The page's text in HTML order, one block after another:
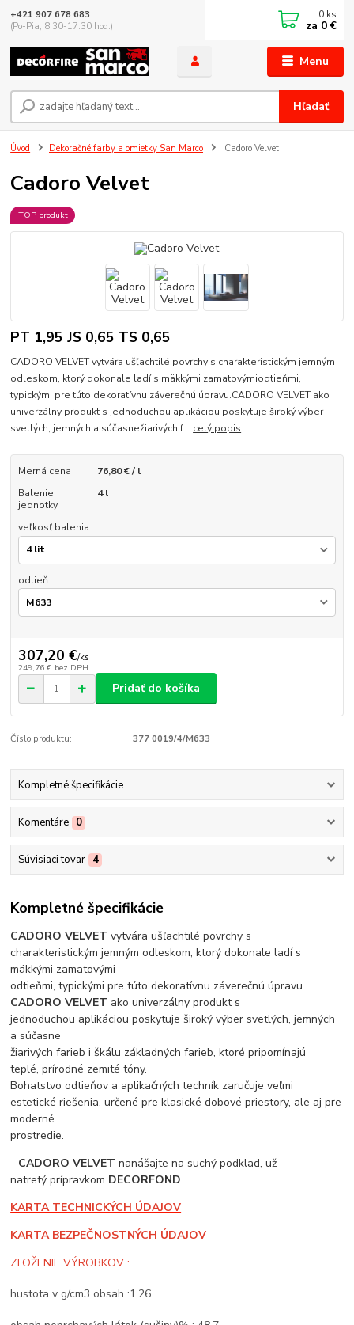
Menu
Hľadať
+421 907 678 683
(Po-Pia, 8:30-17:30 hod.)
0 ks
za 0 €
Úvod Dekoračné farby a omietky San Marco Cadoro Velvet
Cadoro Velvet
TOP produkt
PT 1,95 JS 0,65 TS 0,65
CADORO VELVET vytvára ušľachtilé povrchy s charakteristickým jemným
odleskom, ktorý dokonale ladí s mäkkými zamatovýmiodtieňmi,
typickými pre túto dekoratívnu záverečnú úpravu.CADORO VELVET ako
univerzálny produkt s jednoduchou aplikáciou poskytuje široký výber
svetlých, jemných a súčasnežiarivých f... celý popis
Merná cena
76,80 € / l
Balenie
jednotky
4 l
veľkosť balenia
odtieň
307,20 €/ks
249,76 € bez DPH
Pridať do košíka
Číslo produktu: 377 0019/4/M633
Kompletné špecifikácie
Komentáre 0
Súvisiaci tovar 4
Kompletné špecifikácie
CADORO VELVET vytvára ušľachtilé povrchy s
charakteristickým jemným odleskom, ktorý dokonale ladí s
mäkkými zamatovými
odtieňmi, typickými pre túto dekoratívnu záverečnú úpravu.
CADORO VELVET ako univerzálny produkt s
jednoduchou aplikáciou poskytuje široký výber svetlých, jemných
a súčasne
žiarivých farieb i škálu základných farieb, ktoré pripomínajú
teplé, prírodné zemité tóny.
Bohatstvo odtieňov a aplikačných techník zaručuje veľmi
estetické riešenia, určené pre klasické dobové priestory, ale aj pre
moderné
prostredie.
- CADORO VELVET nanášajte na suchý podklad, už
natretý prípravkom DECORFOND.
KARTA TECHNICKÝCH ÚDAJOV
KARTA BEZPEČNOSTNÝCH ÚDAJOV
ZLOŽENIE VÝROBKOV :
hustota v g/cm3 obsah :1,26